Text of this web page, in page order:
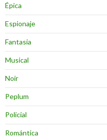
Épica
Espionaje
Fantasia
Musical
Noir
Peplum
Policial
Romántica